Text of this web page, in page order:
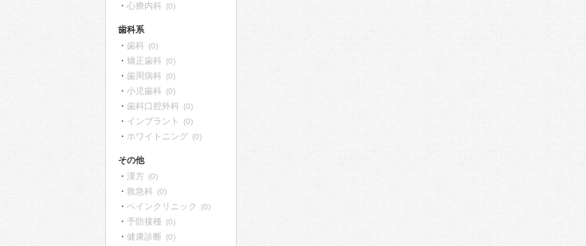
心療内科 (0)
歯科系
歯科 (0)
矯正歯科 (0)
歯周病科 (0)
小児歯科 (0)
歯科口腔外科 (0)
インプラント (0)
ホワイトニング (0)
その他
漢方 (0)
救急科 (0)
ペインクリニック (0)
予防接種 (0)
健康診断 (0)